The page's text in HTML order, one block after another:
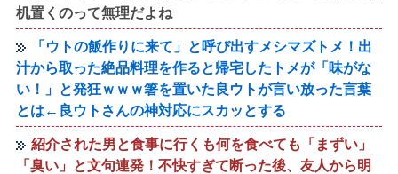
机置くのって無理だよね
「ウトの飯作りに来て」と呼び出すメシマズトメ！出
汁から取った絶品料理を作ると帰宅したトメが「味がな
い！」と発狂ｗｗｗ箸を置いた良ウトが言い放った言葉
とは←良ウトさんの神対応にスカッとする
紹介された男と食事に行くも何を食べても「まずい」
「臭い」と文句連発！不快すぎて断った後、友人から明